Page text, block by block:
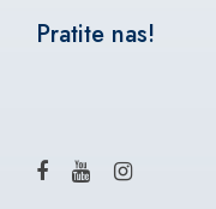
Pratite nas!